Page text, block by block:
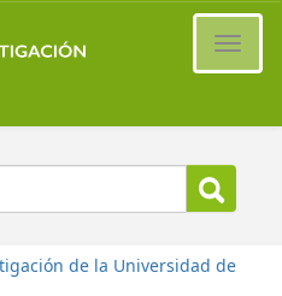
de la Universidad de